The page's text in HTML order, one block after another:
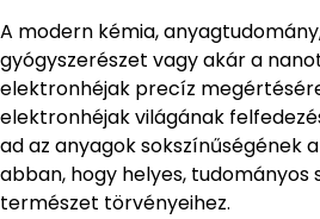
A modern kémia,
gyógyszerészet vagy akár a
elektronhéjak precíz
elektronhéjak világának
ad az anyagok sokszínűségének
abban, hogy helyes, tudományos
természet törvényeihez.